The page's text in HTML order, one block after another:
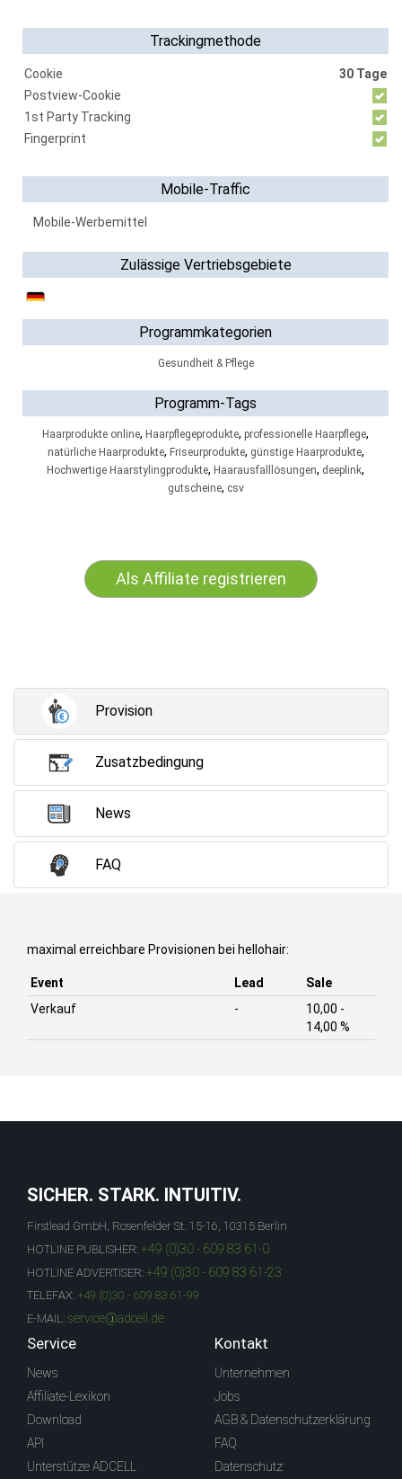
Trackingmethode
Cookie
30 Tage
Postview-Cookie
1st Party Tracking
Fingerprint
Mobile-Traffic
Mobile-Werbemittel
Zulässige Vertriebsgebiete
Programmkategorien
Gesundheit & Pflege
Programm-Tags
Haarprodukte online, Haarpflegeprodukte, professionelle Haarpflege,
natürliche Haarprodukte, Friseurprodukte, günstige Haarprodukte,
Hochwertige Haarstylingprodukte, Haarausfalllösungen, deeplink,
gutscheine, csv
Als Affiliate registrieren
Provision
Zusatzbedingung
News
FAQ
maximal erreichbare Provisionen bei hellohair:
Event Lead
Sale
Verkauf
-
10,00 -
14,00 %
SICHER. STARK. INTUITIV.
Firstlead GmbH, Rosenfelder St. 15-16, 10315 Berlin
HOTLINE PUBLISHER: +49 (0)30 - 609 83 61-0
HOTLINE ADVERTISER: +49 (0)30 - 609 83 61-23
TELEFAX: +49 (0)30 - 609 83 61-99
E-MAIL: service@adcell.de
Service
News
Affiliate-Lexikon
Download
API
Unterstütze ADCELL
Kontakt
Unternehmen
Jobs
AGB & Datenschutzerklärung
FAQ
Datenschutz